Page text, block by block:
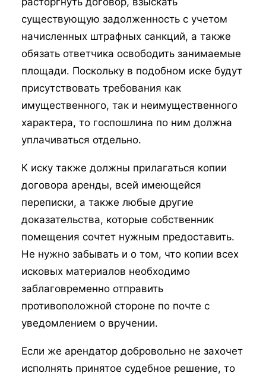
существующую задолженность с учетом
начисленных штрафных санкций, а также
обязать ответчика освободить занимаемые
площади. Поскольку в подобном иске будут
присутствовать требования как
имущественного, так и неимущественного
характера, то госпошлина по ним должна
уплачиваться отдельно.
К иску также должны прилагаться копии
договора аренды, всей имеющейся
переписки, а также любые другие
доказательства, которые собственник
помещения сочтет нужным предоставить.
Не нужно забывать и о том, что копии всех
исковых материалов необходимо
заблаговременно отправить
противоположной стороне по почте с
уведомлением о вручении.
Если же арендатор добровольно не захочет
исполнять принятое судебное решение, то